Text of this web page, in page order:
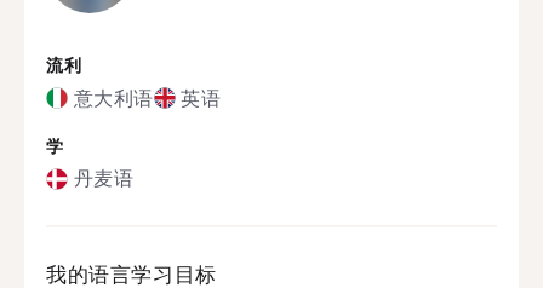
流利
意大利语 英语
学
丹麦语
我的语言学习目标